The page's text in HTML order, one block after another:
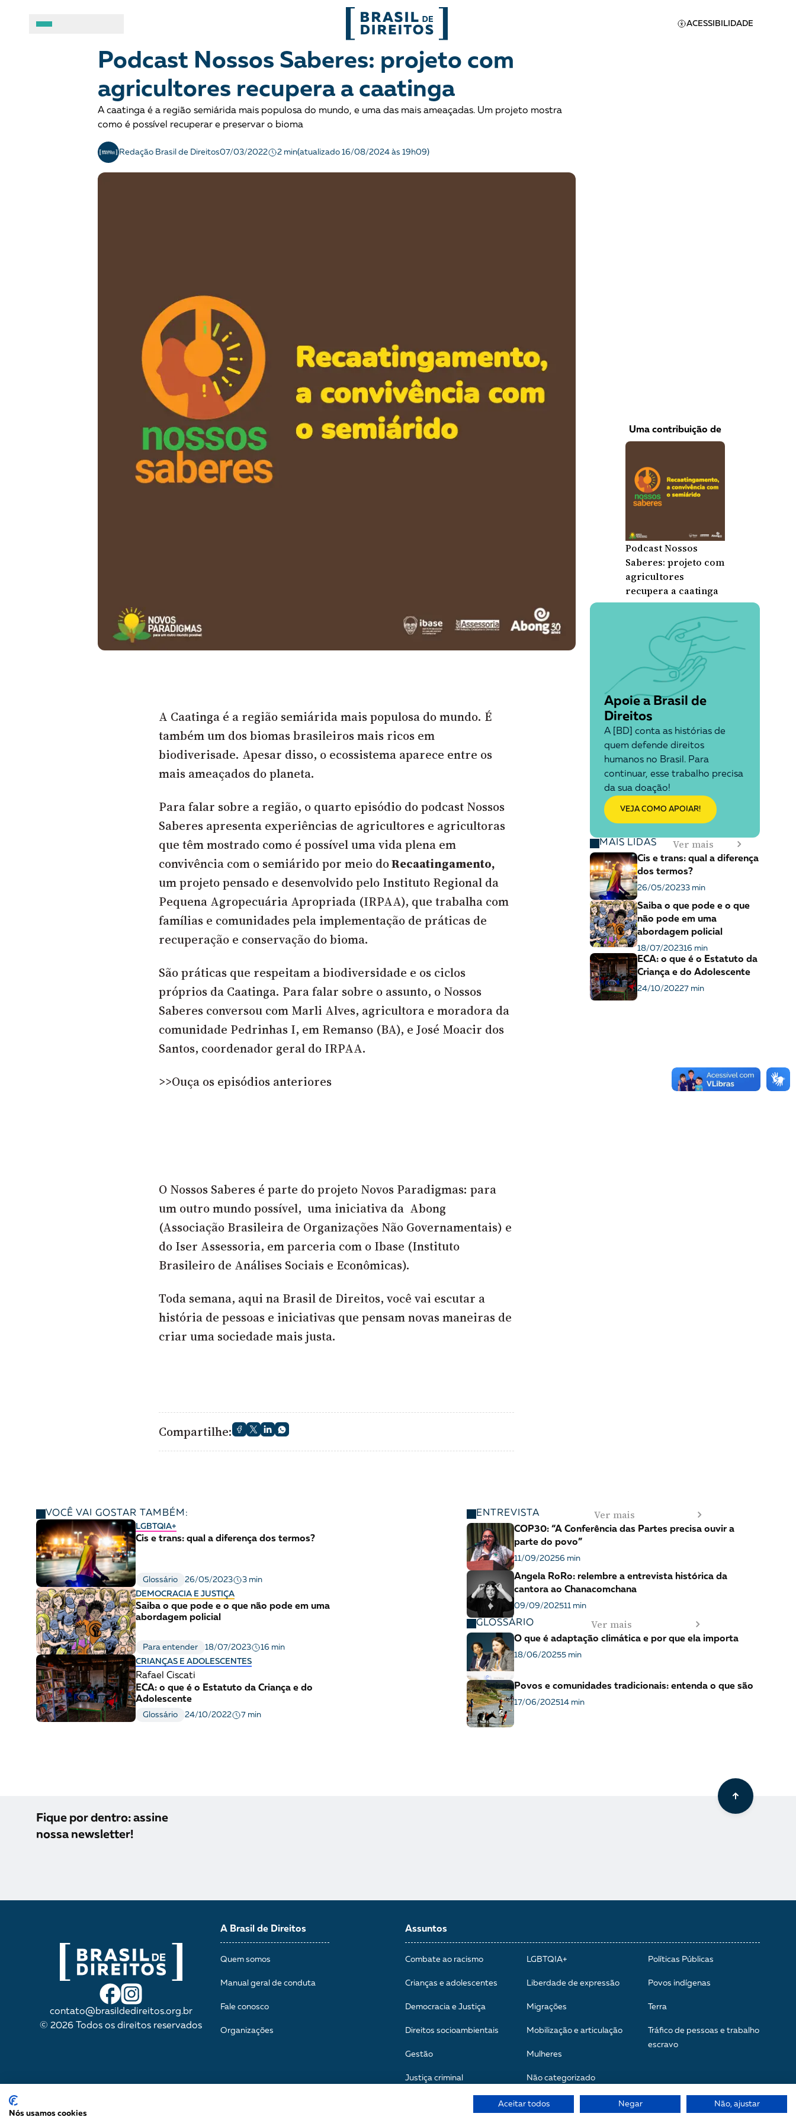
ACESSIBILIDADE
Manual geral de conduta
Combate ao racismo
Crianças e adolescentes
Democracia e Justiça
Migrações
Mulheres
Podcast Nossos Saberes: projeto com
agricultores recupera a caatinga
A caatinga é a região semiárida mais populosa do mundo, e uma das mais ameaçadas. Um projeto mostra
como é possível recuperar e preservar o bioma
Redação Brasil de Direitos07/03/2022 2 min(atualizado 16/08/2024 às 19h09)
A Caatinga é a região semiárida mais populosa do mundo. É
também um dos biomas brasileiros mais ricos em
biodiverisade. Apesar disso, o ecossistema aparece entre os
mais ameaçados do planeta.
Para falar sobre a região, o quarto episódio do podcast Nossos
Saberes apresenta experiências de agricultores e agricultoras
que têm mostrado como é possível uma vida plena em
convivência com o semiárido por meio doRecaatingamento,
um projeto pensado e desenvolvido pelo Instituto Regional da
Pequena Agropecuária Apropriada (IRPAA), que trabalha com
famílias e comunidades pela implementação de práticas de
recuperação e conservação do bioma.
São práticas que respeitam a biodiversidade e os ciclos
próprios da Caatinga. Para falar sobre o assunto, o Nossos
Saberes conversou com Marli Alves, agricultora e moradora da
comunidade Pedrinhas I, em Remanso (BA), e José Moacir dos
Santos, coordenador geral do IRPAA.
>>Ouça os episódios anteriores
O Nossos Saberes é parte do projeto Novos Paradigmas: para
um outro mundo possível, uma iniciativa da Abong
(Associação Brasileira de Organizações Não Governamentais) e
do Iser Assessoria, em parceria com o Ibase (Instituto
Brasileiro de Análises Sociais e Econômicas).
Toda semana, aqui na Brasil de Direitos, você vai escutar a
história de pessoas e iniciativas que pensam novas maneiras de
criar uma sociedade mais justa.
Compartilhe:
Uma contribuição de
Podcast Nossos
Saberes: projeto com
agricultores
recupera a caatinga
Apoie a Brasil de
Direitos
A [BD] conta as histórias de
quem defende direitos
humanos no Brasil. Para
continuar, esse trabalho precisa
da sua doação!
VEJA COMO APOIAR!
MAIS LIDAS Ver mais
Cis e trans: qual a diferença
dos termos?
26/05/20233 min
Saiba o que pode e o que
não pode em uma
abordagem policial
18/07/202316 min
ECA: o que é o Estatuto da
Criança e do Adolescente
24/10/20227 min
VOCÊ VAI GOSTAR TAMBÉM:
LGBTQIA+
Cis e trans: qual a diferença dos termos?
Glossário 26/05/2023
3 min
DEMOCRACIA E JUSTIÇA
Saiba o que pode e o que não pode em uma
abordagem policial
Para entender 18/07/2023
16 min
CRIANÇAS E ADOLESCENTES
Rafael Ciscati
ECA: o que é o Estatuto da Criança e do
Adolescente
Glossário 24/10/2022 7 min
ENTREVISTA Ver mais
COP30: “A Conferência das Partes precisa ouvir a
parte do povo”
11/09/20256 min
Angela RoRo: relembre a entrevista histórica da
cantora ao Chanacomchana
09/09/202511 min
GLOSSÁRIO Ver mais
O que é adaptação climática e por que ela importa
18/06/20255 min
Povos e comunidades tradicionais: entenda o que são
17/06/202514 min
Fique por dentro: assine
nossa newsletter!
contato@brasildedireitos.org.br
© 2026 Todos os direitos reservados
A Brasil de Direitos
Quem somos
Manual geral de conduta
Fale conosco
Organizações
Assuntos
Combate ao racismo
Crianças e adolescentes
Democracia e Justiça
Direitos socioambientais
Gestão
Justiça criminal
LGBTQIA+
Liberdade de expressão
Migrações
Mobilização e articulação
Mulheres
Não categorizado
Políticas Públicas
Povos indígenas
Terra
Tráfico de pessoas e trabalho
escravo
Nós usamos cookies
Aceitar todos Negar Não, ajustar